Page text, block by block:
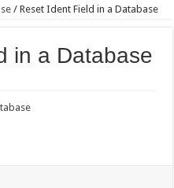
/ Reset Ident Field in a Database
in a Database